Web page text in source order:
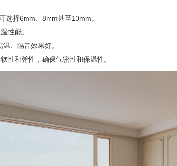
择6mm、8mm甚至10mm。
性能。
、隔音效果好。
和弹性，确保气密性和保温性。